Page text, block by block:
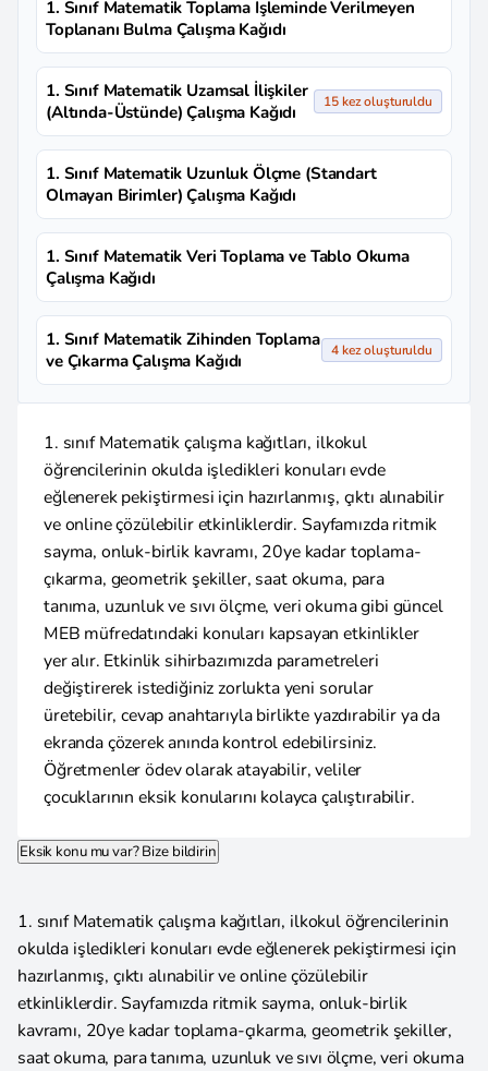
1. Sınıf Matematik Toplama İşleminde Verilmeyen
Toplananı Bulma Çalışma Kağıdı
1. Sınıf Matematik Uzamsal İlişkiler
(Altında-Üstünde) Çalışma Kağıdı
15 kez oluşturuldu
1. Sınıf Matematik Uzunluk Ölçme (Standart
Olmayan Birimler) Çalışma Kağıdı
1. Sınıf Matematik Veri Toplama ve Tablo Okuma
Çalışma Kağıdı
1. Sınıf Matematik Zihinden Toplama
ve Çıkarma Çalışma Kağıdı
4 kez oluşturuldu
1. sınıf Matematik çalışma kağıtları, ilkokul
öğrencilerinin okulda işledikleri konuları evde
eğlenerek pekiştirmesi için hazırlanmış, çıktı alınabilir
ve online çözülebilir etkinliklerdir. Sayfamızda ritmik
sayma, onluk-birlik kavramı, 20ye kadar toplama-
çıkarma, geometrik şekiller, saat okuma, para
tanıma, uzunluk ve sıvı ölçme, veri okuma gibi güncel
MEB müfredatındaki konuları kapsayan etkinlikler
yer alır. Etkinlik sihirbazımızda parametreleri
değiştirerek istediğiniz zorlukta yeni sorular
üretebilir, cevap anahtarıyla birlikte yazdırabilir ya da
ekranda çözerek anında kontrol edebilirsiniz.
Öğretmenler ödev olarak atayabilir, veliler
çocuklarının eksik konularını kolayca çalıştırabilir.
Eksik konu mu var? Bize bildirin
1. sınıf Matematik çalışma kağıtları, ilkokul öğrencilerinin
okulda işledikleri konuları evde eğlenerek pekiştirmesi için
hazırlanmış, çıktı alınabilir ve online çözülebilir
etkinliklerdir. Sayfamızda ritmik sayma, onluk-birlik
kavramı, 20ye kadar toplama-çıkarma, geometrik şekiller,
saat okuma, para tanıma, uzunluk ve sıvı ölçme, veri okuma